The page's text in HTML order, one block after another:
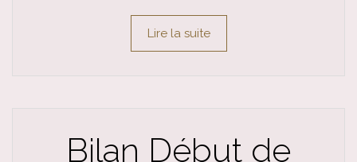
Lire la suite
Bilan Début de